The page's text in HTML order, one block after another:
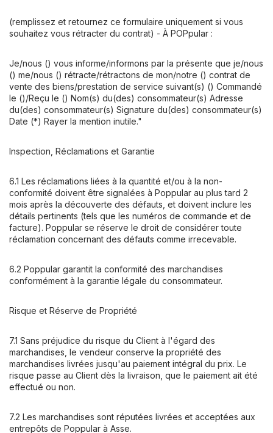
(remplissez et retournez ce formulaire uniquement si vous
souhaitez vous rétracter du contrat) - À POPpular :
Je/nous () vous informe/informons par la présente que je/nous
() me/nous () rétracte/rétractons de mon/notre () contrat de
vente des biens/prestation de service suivant(s) () Commandé
le ()/Reçu le () Nom(s) du(des) consommateur(s) Adresse
du(des) consommateur(s) Signature du(des) consommateur(s)
Date (*) Rayer la mention inutile."
Inspection, Réclamations et Garantie
6.1 Les réclamations liées à la quantité et/ou à la non-
conformité doivent être signalées à Poppular au plus tard 2
mois après la découverte des défauts, et doivent inclure les
détails pertinents (tels que les numéros de commande et de
facture). Poppular se réserve le droit de considérer toute
réclamation concernant des défauts comme irrecevable.
6.2 Poppular garantit la conformité des marchandises
conformément à la garantie légale du consommateur.
Risque et Réserve de Propriété
7.1 Sans préjudice du risque du Client à l'égard des
marchandises, le vendeur conserve la propriété des
marchandises livrées jusqu'au paiement intégral du prix. Le
risque passe au Client dès la livraison, que le paiement ait été
effectué ou non.
7.2 Les marchandises sont réputées livrées et acceptées aux
entrepôts de Poppular à Asse.